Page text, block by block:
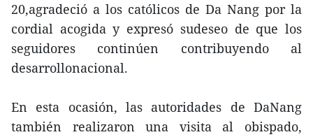
20,agradeció a los católicos de Da Nang por la
cordial acogida y expresó sudeseo de que los
seguidores continúen contribuyendo al
desarrollonacional.
En esta ocasión, las autoridades de DaNang
también realizaron una visita al obispado,